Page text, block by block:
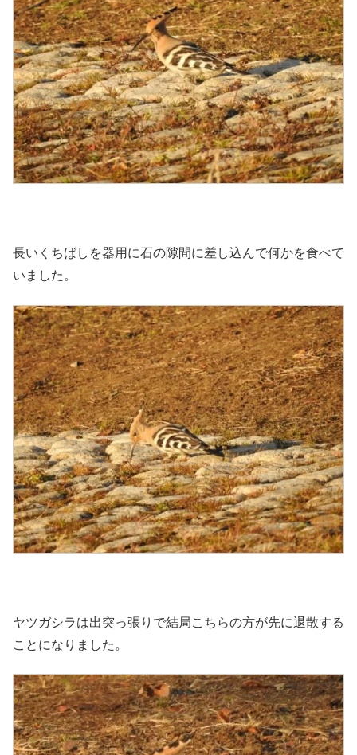
長いくちばしを器用に石の隙間に差し込んで何かを食べて
いました。
ヤツガシラは出突っ張りで結局こちらの方が先に退散する
ことになりました。